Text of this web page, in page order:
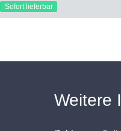
Sofort lieferbar
Weitere